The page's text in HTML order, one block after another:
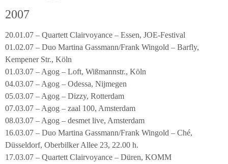
2007
20.01.07 – Quartett Clairvoyance – Essen, JOE-Festival
01.02.07 – Duo Martina Gassmann/Frank Wingold – Barfly,
Kempener Str., Köln
01.03.07 – Agog – Loft, Wißmannstr., Köln
04.03.07 – Agog – Odessa, Nijmegen
05.03.07 – Agog – Dizzy, Rotterdam
07.03.07 – Agog – zaal 100, Amsterdam
08.03.07 – Agog – desmet live, Amsterdam
16.03.07 – Duo Martina Gassmann/Frank Wingold – Ché,
Düsseldorf, Oberbilker Allee 23, 22.00 h.
17.03.07 – Quartett Clairvoyance – Düren, KOMM